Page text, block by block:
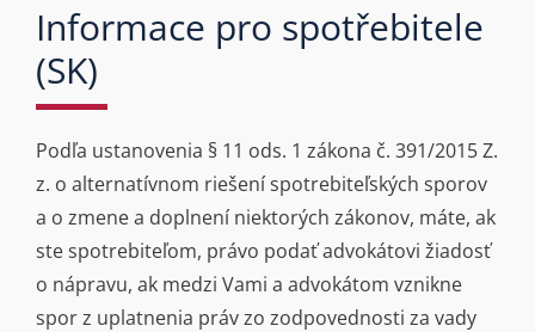
Informace pro spotřebitele
(SK)
Podľa ustanovenia § 11 ods. 1 zákona č. 391/2015 Z.
z. o alternatívnom riešení spotrebiteľských sporov
a o zmene a doplnení niektorých zákonov, máte, ak
ste spotrebiteľom, právo podať advokátovi žiadosť
o nápravu, ak medzi Vami a advokátom vznikne
spor z uplatnenia práv zo zodpovednosti za vady